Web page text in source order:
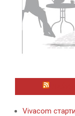
Vivacom